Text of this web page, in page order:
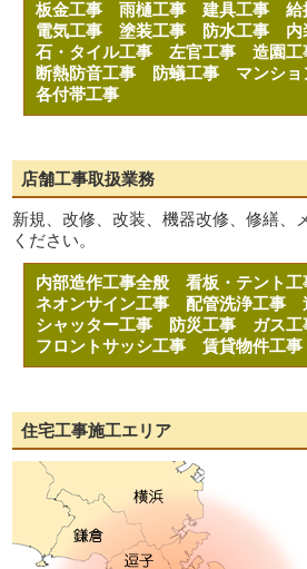
板金工事雨樋工事建具工事給
電気工事塗装工事 防水工事
石・タイル工事左官工事造園
断熱防音工事
防蟻工事 マンシ
各付帯工事
店舗工事取扱業務
新規、改修、改装、機器改修、修繕、
ください。
内部造作工事全般看板・テント
ネオンサイン工事配管洗浄工事
シャッター工事
防災工事 ガス
フロントサッシ工事賃貸物件工
住宅工事施工エリア